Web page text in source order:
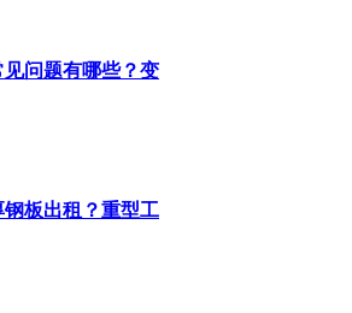
问题有哪些？变
板出租？重型工